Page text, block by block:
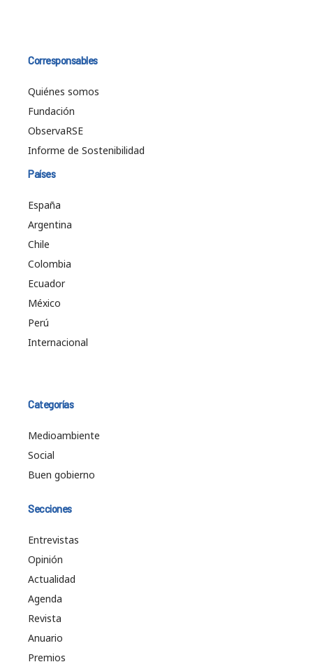
Corresponsables
Quiénes somos
Fundación
ObservaRSE
Informe de Sostenibilidad
Países
España
Argentina
Chile
Colombia
Ecuador
México
Perú
Internacional
Categorías
Medioambiente
Social
Buen gobierno
Secciones
Entrevistas
Opinión
Actualidad
Agenda
Revista
Anuario
Premios